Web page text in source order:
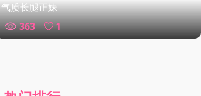
气质长腿正妹
363
1